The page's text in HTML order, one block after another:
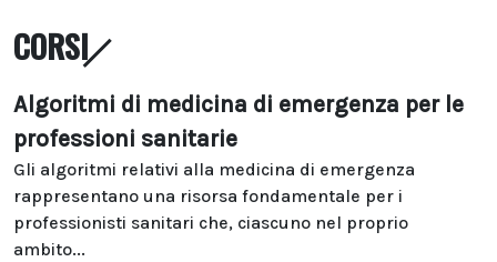
CORSI
Algoritmi di medicina di emergenza per le
professioni sanitarie
Gli algoritmi relativi alla medicina di emergenza
rappresentano una risorsa fondamentale per i
professionisti sanitari che, ciascuno nel proprio
ambito...